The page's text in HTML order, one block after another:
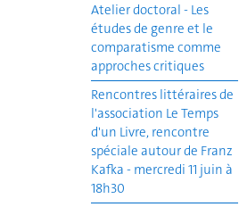
Atelier doctoral - Les
études de genre et le
comparatisme comme
approches critiques
Rencontres littéraires de
l'association Le Temps
d'un Livre, rencontre
spéciale autour de Franz
Kafka - mercredi 11 juin à
18h30